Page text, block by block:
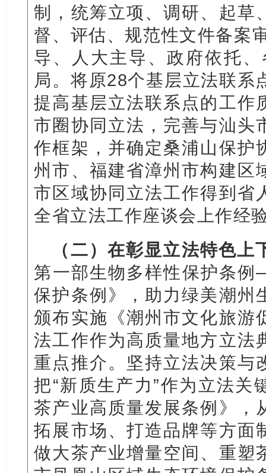
制，统筹立项、调研、起草
督、评估、规范性文件备案
导、人大主导、政府依托
局。将原28个基层立法联系
提高基层立法联系点的工作
市圈协同立法，完善与汕头
作框架，并确定桑浦山保护
州市、福建省漳州市构建区
市区域协同立法工作得到省
全省立法工作座谈会上作经
（二）在彰显立法特色上
第一部生物多样性保护条
保护条例》，助力绿美潮州
颁布实施《潮州市文化旅游
法工作作为高质量地方立法
重点推介。坚持立法决策与
把“新质生产力”作为立法关
茶产业高质量发展条例》，
拓展市场、打造品牌等方面
做大茶产业增量空间、重塑